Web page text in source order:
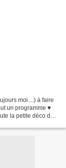
moi....) à faire
un programme ♥
la petite déco de